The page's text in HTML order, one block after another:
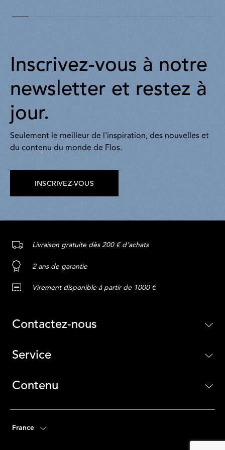
Inscrivez-vous à notre
newsletter et restez à
jour.
Seulement le meilleur de l'inspiration, des nouvelles et
du contenu du monde de Flos.
INSCRIVEZ-VOUS
Livraison gratuite dès 200 € d’achats
2 ans de garantie
Virement disponible à partir de 1000 €
Contactez-nous
Service
Contenu
France